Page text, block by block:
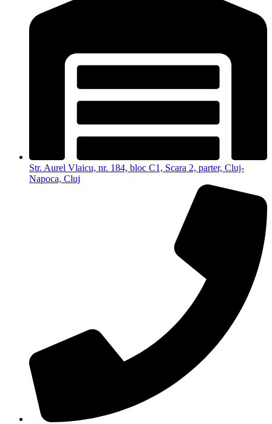
Str. Aurel Vlaicu, nr. 184, bloc C1, Scara 2, parter, Cluj-
Napoca, Cluj